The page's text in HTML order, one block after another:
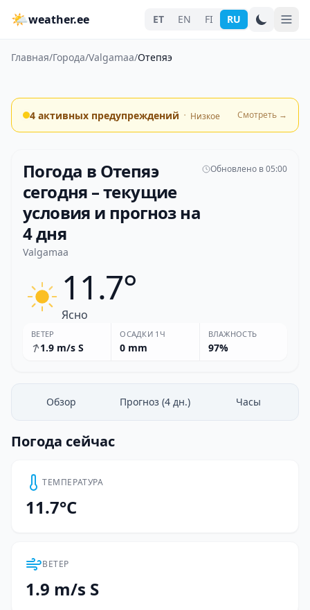
🌤weather.ee ET EN FI RU
Главная/Города/Valgamaa/Отепяэ
4 активных предупреждений · Низкое Смотреть →
Погода в Отепяэ
сегодня – текущие
условия и прогноз на
4 дня
Valgamaa
Обновлено в 05:00
11.7°
Ясно
ВЕТЕР
1.9 m/s S
ОСАДКИ 1Ч
0 mm
ВЛАЖНОСТЬ
97%
Обзор Прогноз (4 дн.) Часы
Погода сейчас
ТЕМПЕРАТУРА
11.7°C
ВЕТЕР
1.9 m/s S